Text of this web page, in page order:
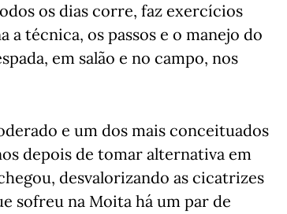
os dias corre, faz exercícios
técnica, os passos e o manejo do
em salão e no campo, nos
e um dos mais conceituados
depois de tomar alternativa em
desvalorizando as cicatrizes
sofreu na Moita há um par de